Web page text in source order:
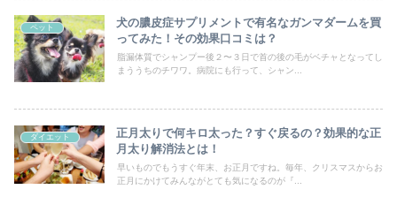
ペット
犬の膿皮症サプリメントで有名なガンマダームを買
ってみた！その効果口コミは？
脂漏体質でシャンプー後２〜３日で首の後の毛がベチャとなってし
まううちのチワワ。病院にも行って、シャン...
ダイエット
正月太りで何キロ太った？すぐ戻るの？効果的な正
月太り解消法とは！
早いものでもうすぐ年末、お正月ですね。毎年、クリスマスからお
正月にかけてみんながとても気になるのが『...